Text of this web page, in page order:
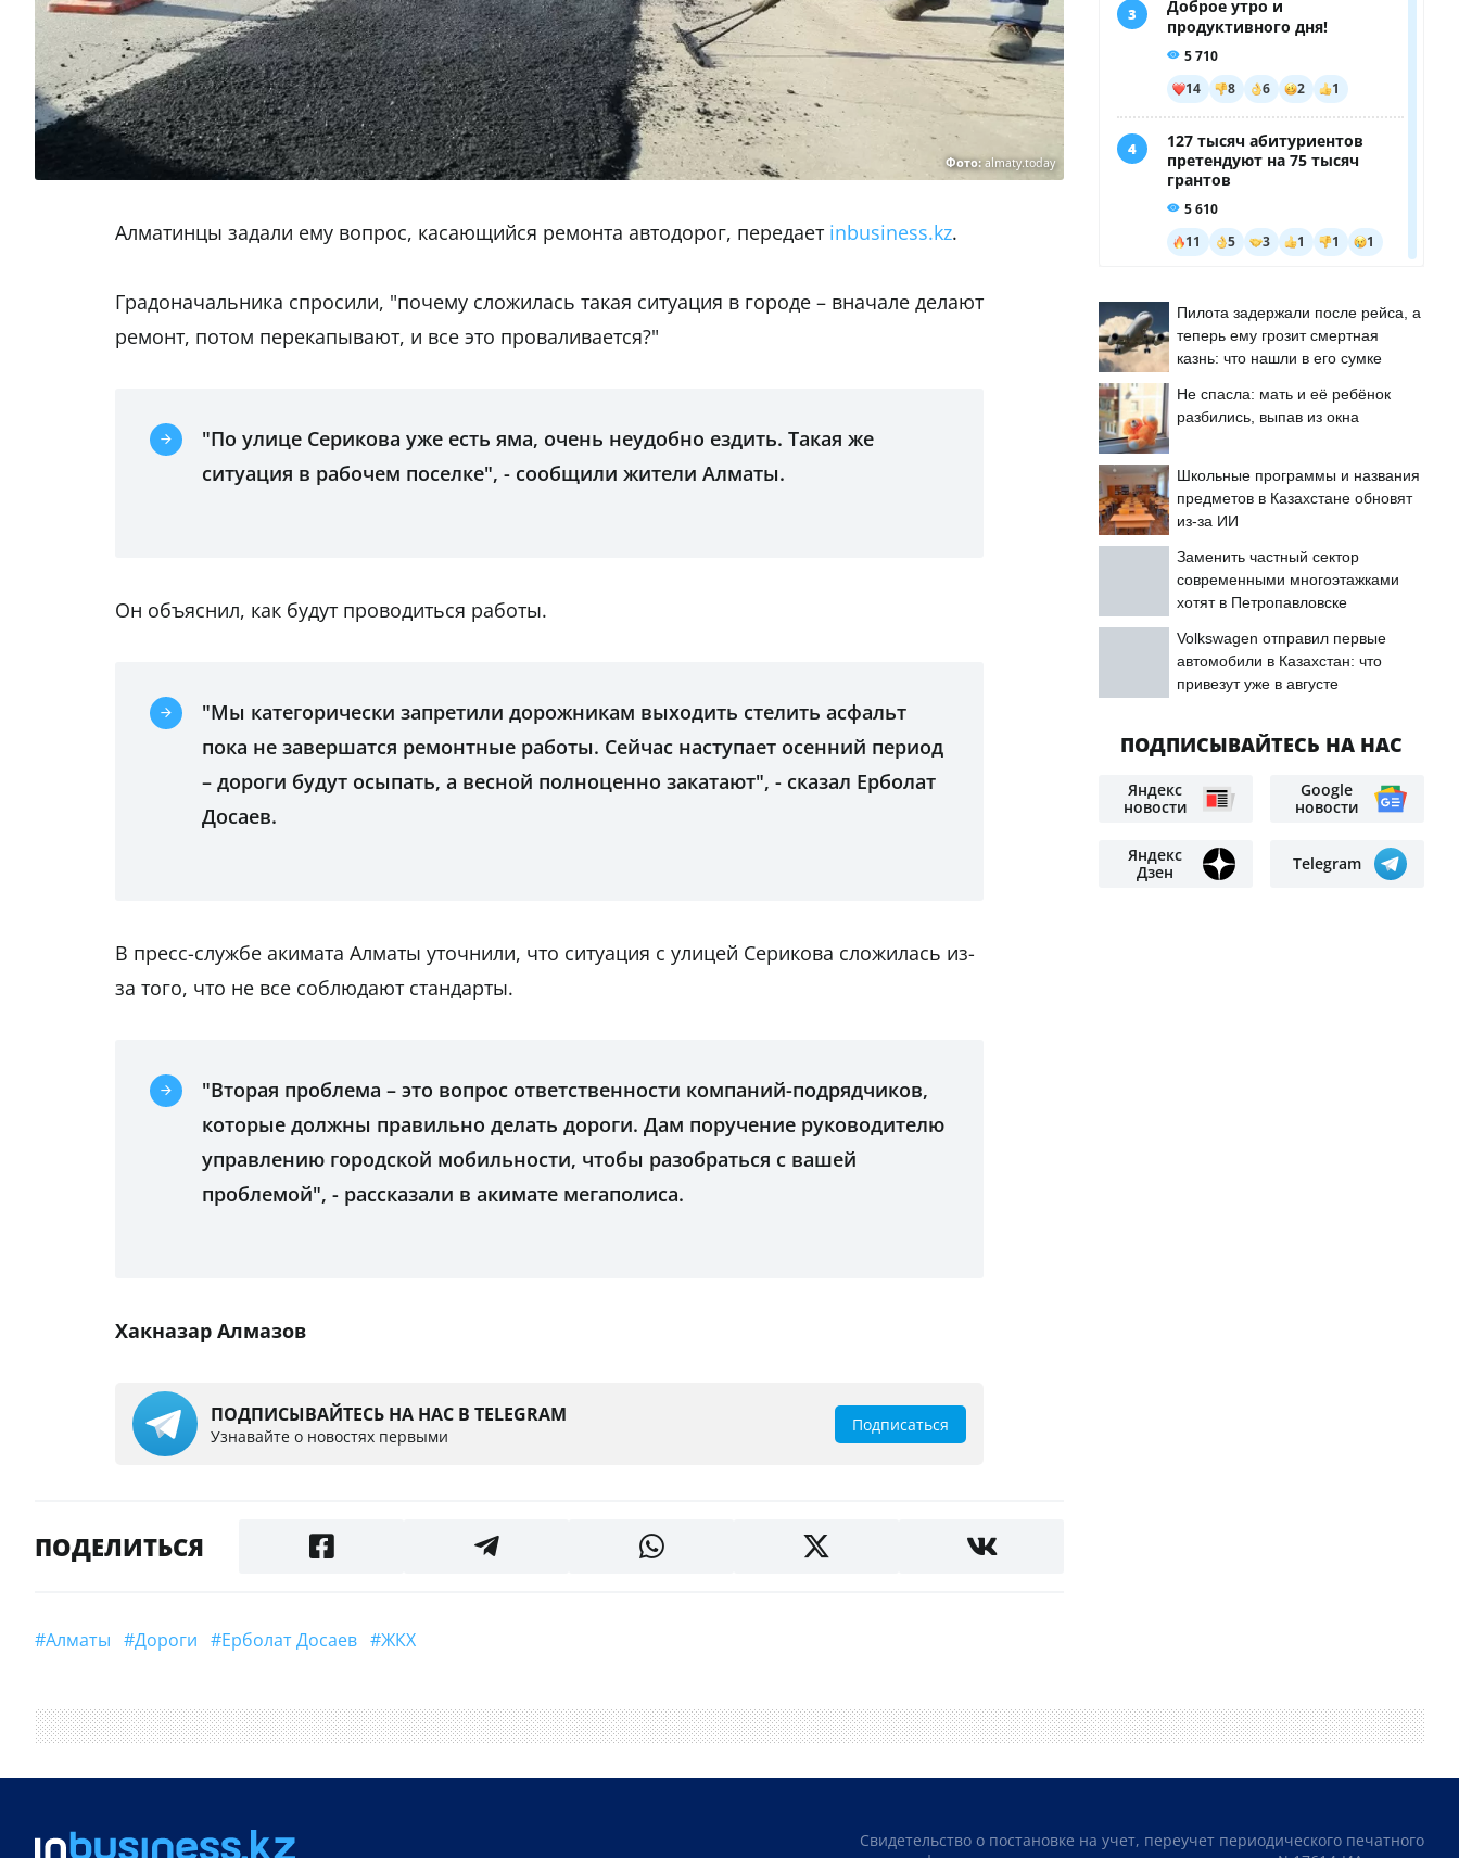
Фото:almaty.today
Алматинцы задали ему вопрос, касающийся ремонта автодорог, передает inbusiness.kz.
Градоначальника спросили, "почему сложилась такая ситуация в городе – вначале делают
ремонт, потом перекапывают, и все это проваливается?"
"По улице Серикова уже есть яма, очень неудобно ездить. Такая же
ситуация в рабочем поселке", - сообщили жители Алматы.
Он объяснил, как будут проводиться работы.
"Мы категорически запретили дорожникам выходить стелить асфальт
пока не завершатся ремонтные работы. Сейчас наступает осенний период
– дороги будут осыпать, а весной полноценно закатают", - сказал Ерболат
Досаев.
В пресс-службе акимата Алматы уточнили, что ситуация с улицей Серикова сложилась из-
за того, что не все соблюдают стандарты.
"Вторая проблема – это вопрос ответственности компаний-подрядчиков,
которые должны правильно делать дороги. Дам поручение руководителю
управлению городской мобильности, чтобы разобраться с вашей
проблемой", - рассказали в акимате мегаполиса.
Хакназар Алмазов
ПОДПИСЫВАЙТЕСЬ НА НАС В TELEGRAM
Узнавайте о новостях первыми
Подписаться
ПОДЕЛИТЬСЯ
#Алматы #дороги #Ерболат Досаев #ЖКХ
Пилота задержали после рейса, а
теперь ему грозит смертная
казнь: что нашли в его сумке
Не спасла: мать и её ребёнок
разбились, выпав из окна
Школьные программы и названия
предметов в Казахстане обновят
из-за ИИ
Заменить частный сектор
современными многоэтажками
хотят в Петропавловске
Volkswagen отправил первые
автомобили в Казахстан: что
привезут уже в августе
ПОДПИСЫВАЙТЕСЬ НА НАС
Яндекс
новости
Google
новости
Яндекс
Дзен
Telegram
Свидетельство о постановке на учет, переучет периодического печатного